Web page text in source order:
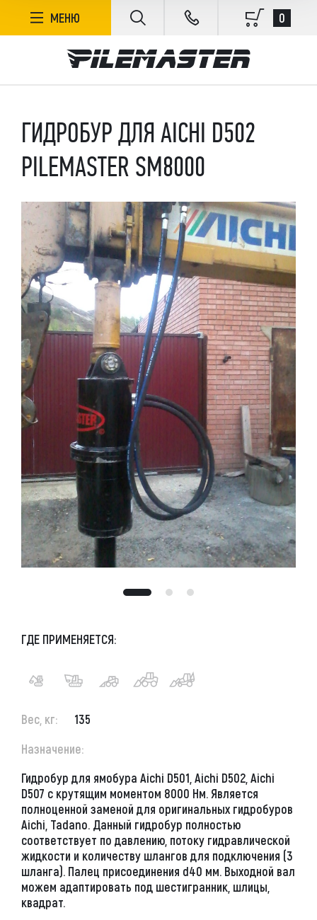
МЕНЮ 0
ГИДРОБУР ДЛЯ AICHI D502
PILEMASTER SM8000
ГДЕ ПРИМЕНЯЕТСЯ:
Вес, кг:
135
Назначение:
Гидробур для ямобура Aichi D501, Aichi D502, Aichi
D507 с крутящим моментом 8000 Нм. Является
полноценной заменой для оригинальных гидробуров
Aichi, Tadano. Данный гидробур полностью
соответствует по давлению, потоку гидравлической
жидкости и количеству шлангов для подключения (3
шланга). Палец присоединения d40 мм. Выходной вал
можем адаптировать под шестигранник, шлицы,
квадрат.